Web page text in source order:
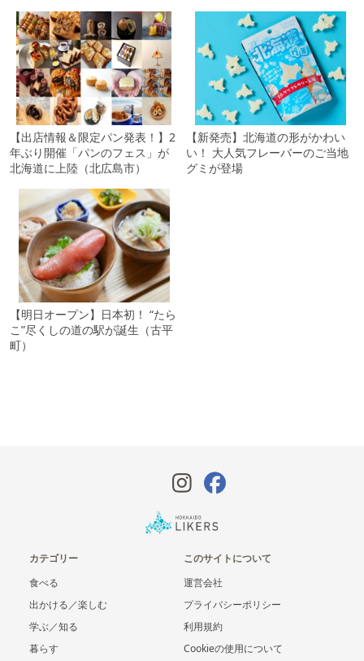
【出店情報＆限定パン発表！】2
年ぶり開催「パンのフェス」が
北海道に上陸（北広島市）
【新発売】北海道の形がかわい
い！ 大人気フレーバーのご当地
グミが登場
【明日オープン】日本初！ “たら
こ”尽くしの道の駅が誕生（古平
町）
カテゴリー
食べる
出かける／楽しむ
学ぶ／知る
暮らす
このサイトについて
運営会社
プライバシーポリシー
利用規約
Cookieの使用について